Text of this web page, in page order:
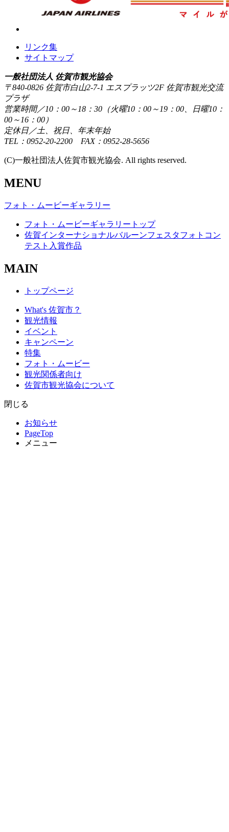
リンク集
サイトマップ
一般社団法人 佐賀市観光協会
〒840-0826 佐賀市白山2-7-1 エスプラッツ2F 佐賀市観光交流
プラザ
営業時間／10：00～18：30（火曜10：00～19：00、日曜10：
00～16：00）
定休日／土、祝日、年末年始
TEL：0952-20-2200 FAX：0952-28-5656
(C)一般社団法人佐賀市観光協会. All rights reserved.
MENU
フォト・ムービーギャラリー
フォト・ムービーギャラリートップ
佐賀インターナショナルバルーンフェスタフォトコン
テスト入賞作品
MAIN
トップページ
What's 佐賀市？
観光情報
イベント
キャンペーン
特集
フォト・ムービー
観光関係者向け
佐賀市観光協会について
閉じる
お知らせ
PageTop
メニュー